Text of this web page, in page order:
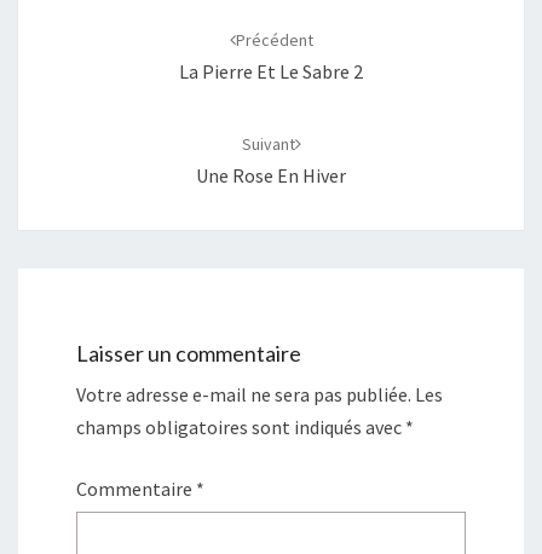
Précédent
La Pierre Et Le Sabre 2
Suivant
Une Rose En Hiver
Laisser un commentaire
Votre adresse e-mail ne sera pas publiée. Les
champs obligatoires sont indiqués avec *
Commentaire *